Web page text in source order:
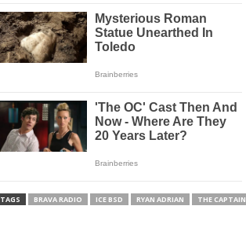
TAGS BRAVA RADIO ICE BSD RYAN ADRIAN THE CAPTAIN